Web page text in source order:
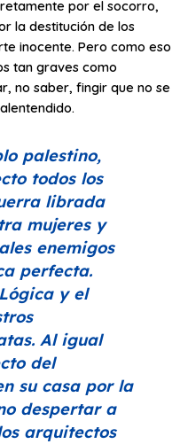
por el socorro,
la destitución de los
inocente. Pero como eso
tan graves como
no saber, fingir que no se
palestino,
todos los
librada
mujeres y
enemigos
perfecta.
y el
Al igual
del
su casa por la
despertar a
arquitectos